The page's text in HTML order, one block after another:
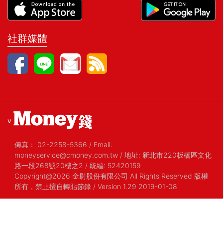
社群媒體
v
傳真： 02-2258-5366 / Email:
moneyservice@cmoney.com.tw / 地址: 新北市220板橋區文化
路一段268號20樓之2 / 統編: 52420159
Copyright@2026 金尉股份有限公司 All Rights Reserved 版權
所有，禁止擅自轉貼節錄 / Version 1.29 2019-01-08